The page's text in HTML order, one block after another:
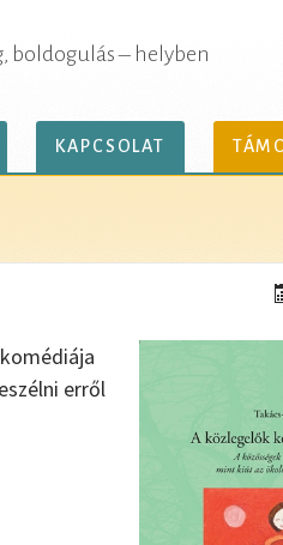
boldogulás – helyben
KAPCSOLAT
erről